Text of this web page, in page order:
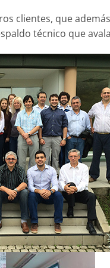
clientes, que
técnico que